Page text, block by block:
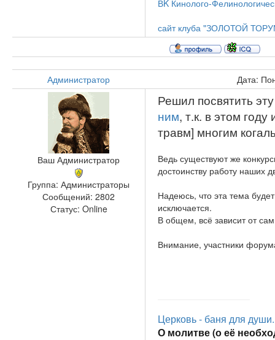
ВK Кинолого-
сайт клуба "ЗОЛОТОЙ
Администратор Дата:
Ваш Администратор
Группа: Администраторы
Сообщений: 2802
Статус: Online
Решил посвятить
ним, т.к. в этом
травм] многим
Ведь существуют же
достоинству работу наших
Надеюсь, что эта тема
исключается.
В общем, всё зависит от
Внимание, участники
Церковь - баня для
О молитве (о её